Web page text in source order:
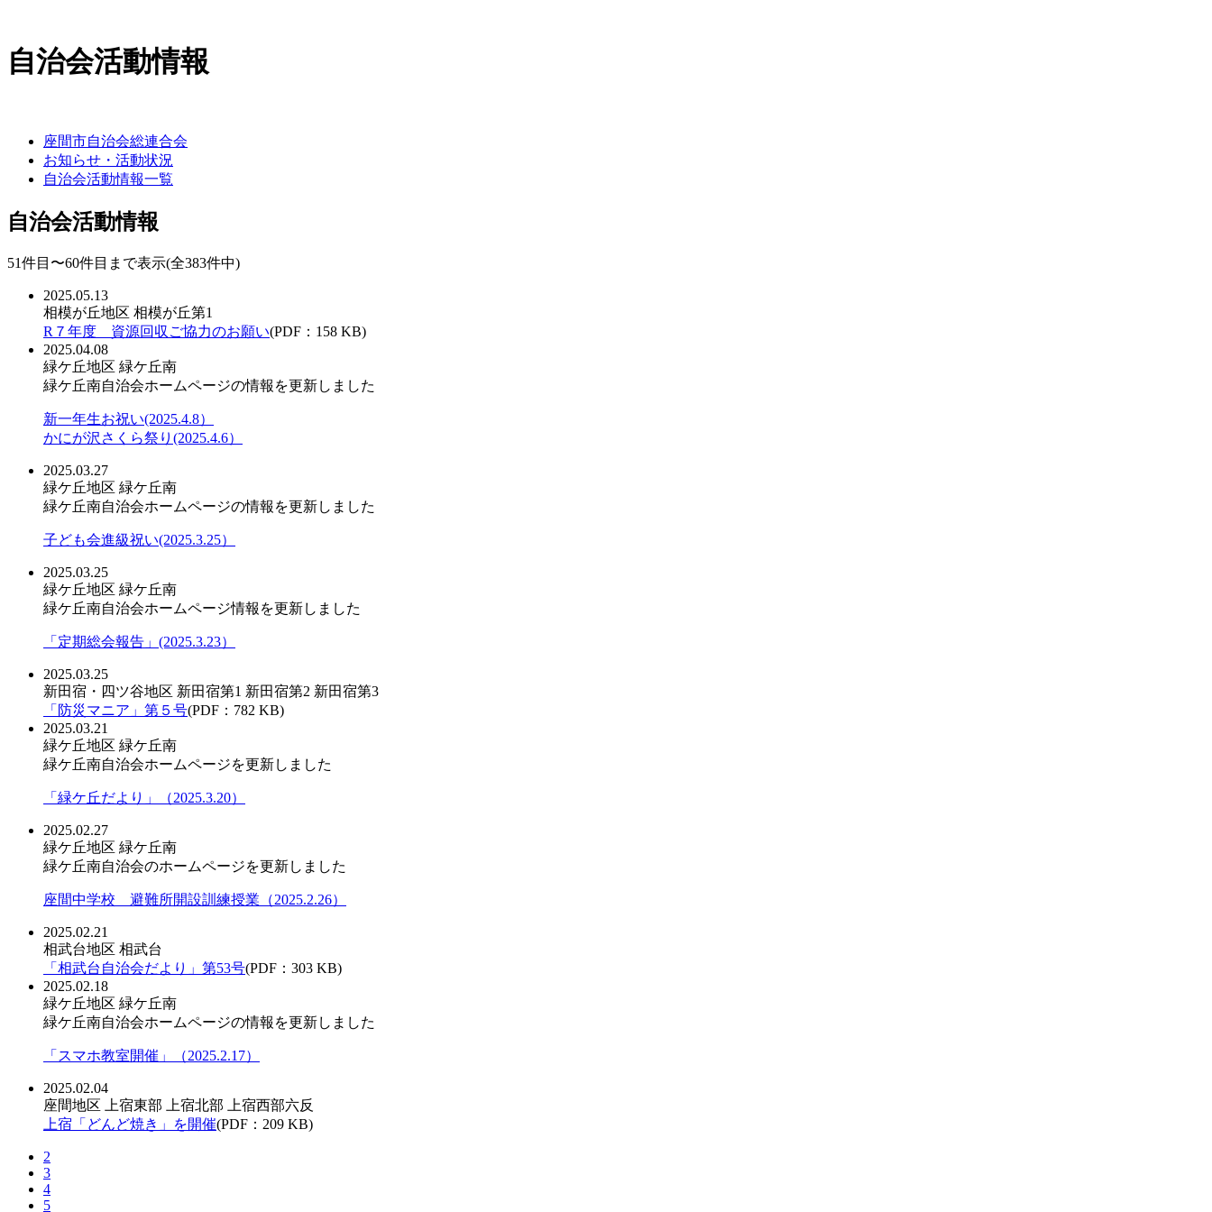
自治会活動情報
座間市自治会総連合会
お知らせ・活動状況
自治会活動情報一覧
自治会活動情報
51件目〜60件目まで表示(全383件中)
2025.05.13
相模が丘地区 相模が丘第1
R７年度 資源回収ご協力のお願い(PDF：158 KB)
2025.04.08
緑ケ丘地区 緑ケ丘南
緑ケ丘南自治会ホームページの情報を更新しました
新一年生お祝い(2025.4.8）
かにが沢さくら祭り(2025.4.6）
2025.03.27
緑ケ丘地区 緑ケ丘南
緑ケ丘南自治会ホームページの情報を更新しました
子ども会進級祝い(2025.3.25）
2025.03.25
緑ケ丘地区 緑ケ丘南
緑ケ丘南自治会ホームページ情報を更新しました
「定期総会報告」(2025.3.23）
2025.03.25
新田宿・四ツ谷地区 新田宿第1 新田宿第2 新田宿第3
「防災マニア」第５号(PDF：782 KB)
2025.03.21
緑ケ丘地区 緑ケ丘南
緑ケ丘南自治会ホームページを更新しました
「緑ケ丘だより」（2025.3.20）
2025.02.27
緑ケ丘地区 緑ケ丘南
緑ケ丘南自治会のホームページを更新しました
座間中学校 避難所開設訓練授業（2025.2.26）
2025.02.21
相武台地区 相武台
「相武台自治会だより」第53号(PDF：303 KB)
2025.02.18
緑ケ丘地区 緑ケ丘南
緑ケ丘南自治会ホームページの情報を更新しました
「スマホ教室開催」（2025.2.17）
2025.02.04
座間地区
上宿東部 上宿北部
上宿西部六反
上宿「どんど焼き」を開催(PDF：209 KB)
2
3
4
5